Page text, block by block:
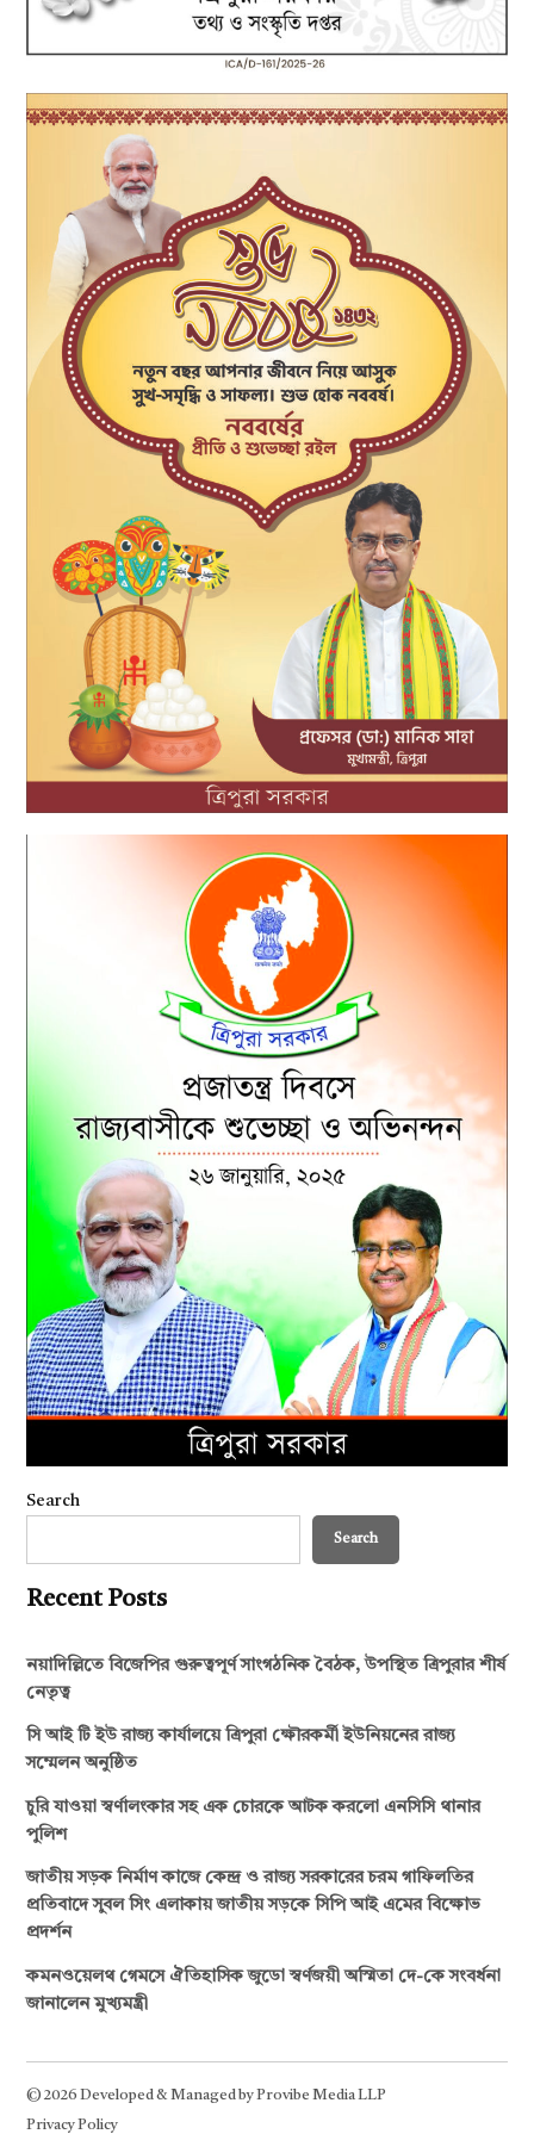
Search
Search
Recent Posts
নয়াদিল্লিতে বিজেপির গুরুত্বপূর্ণ সাংগঠনিক বৈঠক, উপস্থিত ত্রিপুরার শীর্ষ
নেতৃত্ব
সি আই টি ইউ রাজ্য কার্যালয়ে ত্রিপুরা ক্ষৌরকর্মী ইউনিয়নের রাজ্য
সম্মেলন অনুষ্ঠিত
চুরি যাওয়া স্বর্ণালংকার সহ এক চোরকে আটক করলো এনসিসি থানার
পুলিশ
জাতীয় সড়ক নির্মাণ কাজে কেন্দ্র ও রাজ্য সরকারের চরম গাফিলতির
প্রতিবাদে সুবল সিং এলাকায় জাতীয় সড়কে সিপি আই এমের বিক্ষোভ
প্রদর্শন
কমনওয়েলথ গেমসে ঐতিহাসিক জুডো স্বর্ণজয়ী অস্মিতা দে-কে সংবর্ধনা
জানালেন মুখ্যমন্ত্রী
© 2026 Developed & Managed by Provibe Media LLP
Privacy Policy